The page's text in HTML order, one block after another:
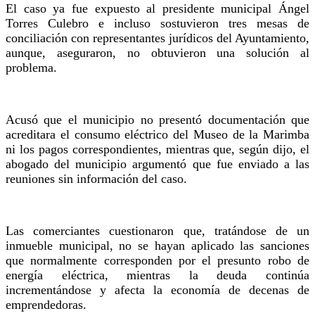
El caso ya fue expuesto al presidente municipal Ángel
Torres Culebro e incluso sostuvieron tres mesas de
conciliación con representantes jurídicos del Ayuntamiento,
aunque, aseguraron, no obtuvieron una solución al
problema.
Acusó que el municipio no presentó documentación que
acreditara el consumo eléctrico del Museo de la Marimba
ni los pagos correspondientes, mientras que, según dijo, el
abogado del municipio argumentó que fue enviado a las
reuniones sin información del caso.
Las comerciantes cuestionaron que, tratándose de un
inmueble municipal, no se hayan aplicado las sanciones
que normalmente corresponden por el presunto robo de
energía eléctrica, mientras la deuda continúa
incrementándose y afecta la economía de decenas de
emprendedoras.